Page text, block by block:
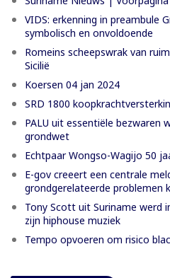
VIDS: erkenning in preambule
symbolisch en onvoldoende
Romeins scheepswrak van
Sicilië
Koersen 04 jan 2024
SRD 1800
PALU uit essentiële bezwaren
grondwet
Echtpaar Wongso-Wagijo 50
E-gov creeert een centrale
grondgerelateerde problemen
Tony Scott uit Suriname werd
zijn hiphouse muziek
Tempo opvoeren om risico